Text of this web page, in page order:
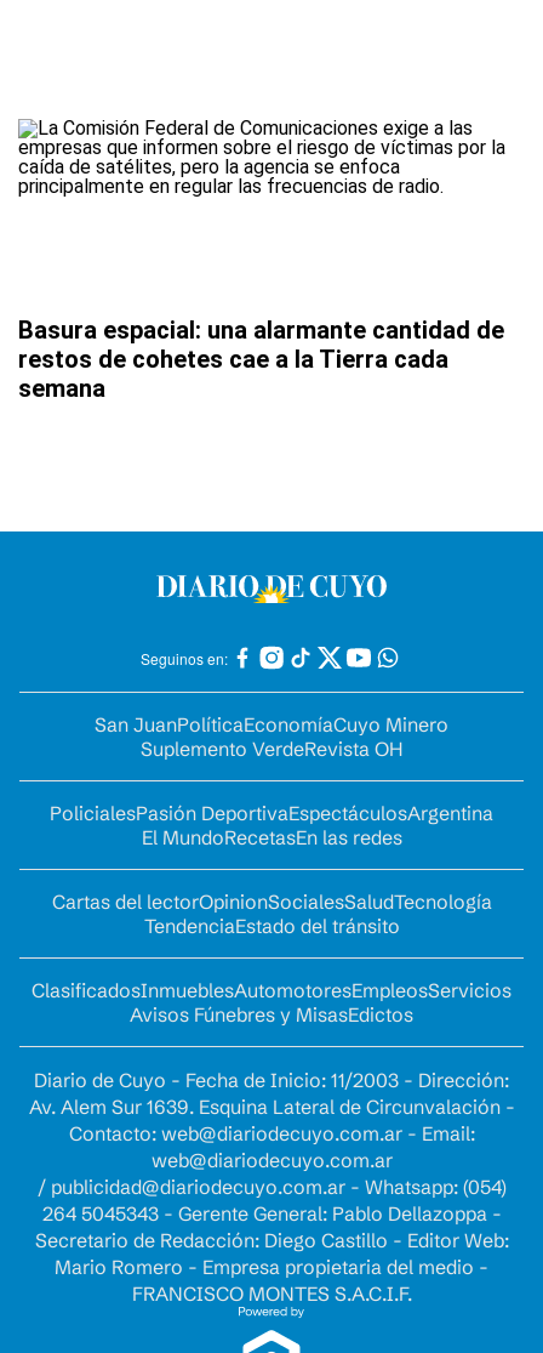
Basura espacial: una alarmante cantidad de
restos de cohetes cae a la Tierra cada
semana
Seguinos en:
San JuanPolíticaEconomíaCuyo Minero
Suplemento VerdeRevista OH
PolicialesPasión DeportivaEspectáculosArgentina
El MundoRecetasEn las redes
Cartas del lectorOpinionSocialesSaludTecnología
TendenciaEstado del tránsito
ClasificadosInmueblesAutomotoresEmpleosServicios
Avisos Fúnebres y MisasEdictos
Diario de Cuyo - Fecha de Inicio: 11/2003 - Dirección:
Av. Alem Sur 1639. Esquina Lateral de Circunvalación -
Contacto: web@diariodecuyo.com.ar- Email:
web@diariodecuyo.com.ar
/ publicidad@diariodecuyo.com.ar- Whatsapp: (054)
264 5045343 - Gerente General: Pablo Dellazoppa -
Secretario de Redacción: Diego Castillo - Editor Web:
Mario Romero - Empresa propietaria del medio -
FRANCISCO MONTES S.A.C.I.F.